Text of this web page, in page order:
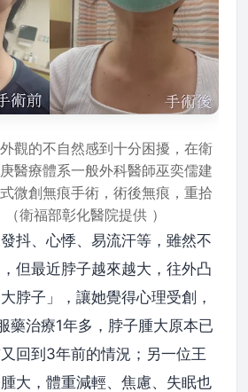
觀的不自然感到十分困擾，在衛
醫療體系一般外科醫師巫奕儒建
微創無痕手術，術後無痕，重拾
衛福部彰化醫院提供 ）
抖、心悸、易流汗等，雖然不
但最近脖子越來越大，往外凸
脖子」，讓她覺得心理受創，
藥治療1年多，脖子腫大原本已
回到3年前的情況；另一位王
大，體重減輕、焦慮、失眠也